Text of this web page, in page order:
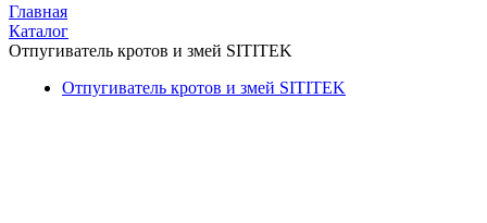
Главная
Каталог
Отпугиватель кротов и змей SITITEK
Отпугиватель кротов и змей SITITEK